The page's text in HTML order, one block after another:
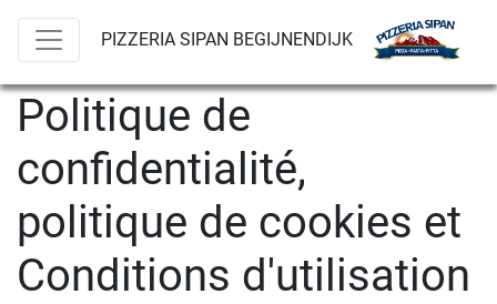
PIZZERIA SIPAN BEGIJNENDIJK
Politique de
confidentialité,
politique de cookies et
Conditions d'utilisation